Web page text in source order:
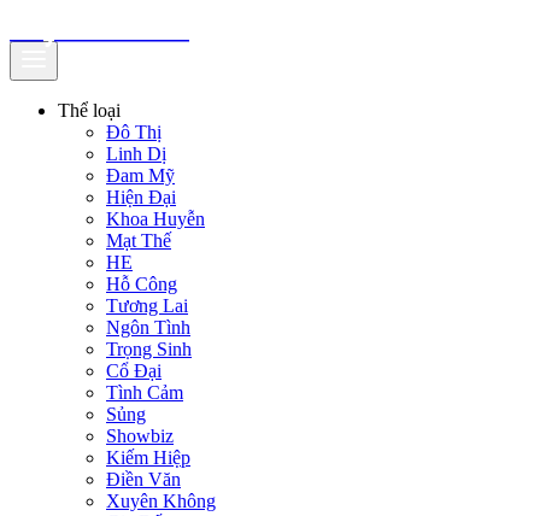
Thể loại
Đô Thị
Linh Dị
Đam Mỹ
Hiện Đại
Khoa Huyễn
Mạt Thế
HE
Hỗ Công
Tương Lai
Ngôn Tình
Trọng Sinh
Cổ Đại
Tình Cảm
Sủng
Showbiz
Kiếm Hiệp
Điền Văn
Xuyên Không